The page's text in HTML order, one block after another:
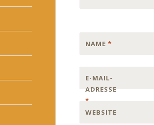
NAME*
E-MAIL-
ADRESSE
*
WEBSITE